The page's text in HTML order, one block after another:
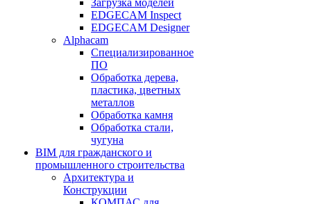
Загрузка моделей
EDGECAM Inspect
EDGECAM Designer
Alphacam
Специализированное
ПО
Обработка дерева,
пластика, цветных
металлов
Обработка камня
Обработка стали,
чугуна
BIM для гражданского и
промышленного строительства
Архитектура и
Конструкции